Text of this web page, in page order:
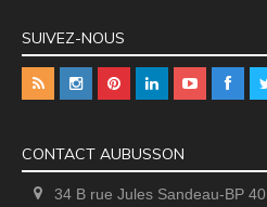
SUIVEZ-NOUS
CONTACT AUBUSSON
34 B rue Jules Sandeau-BP 40